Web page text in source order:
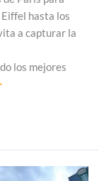
hasta los
a capturar la
los mejores